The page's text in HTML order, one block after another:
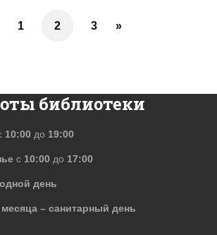
1 2 3 »
библиотеки
10:00 до 19:00
с 10:00 до 17:00
день
– санитарный день